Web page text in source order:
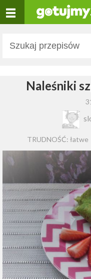
Naleśniki
TRUDNOŚĆ: łatwe